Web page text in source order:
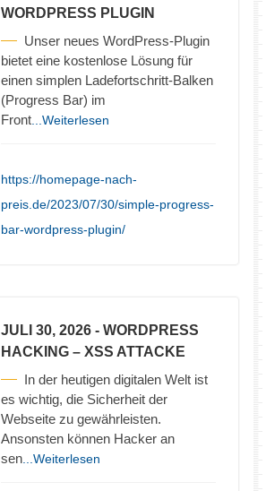
WORDPRESS PLUGIN
Unser neues WordPress-Plugin
bietet eine kostenlose Lösung für
einen simplen Ladefortschritt-Balken
(Progress Bar) im
Front ...Weiterlesen
https://homepage-nach-
preis.de/2023/07/30/simple-progress-
bar-wordpress-plugin/
JULI 30, 2026 - WORDPRESS
HACKING – XSS ATTACKE
In der heutigen digitalen Welt ist
es wichtig, die Sicherheit der
Webseite zu gewährleisten.
Ansonsten können Hacker an
sen ...Weiterlesen